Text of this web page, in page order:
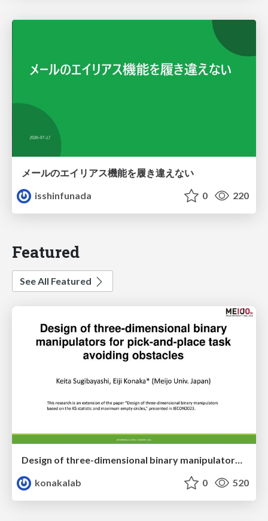
メールのエイリアス機能を履き違えない
isshinfunada
0 220
Featured
See All Featured
konakalab
0 520